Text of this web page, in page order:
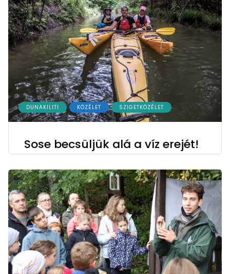
DUNAKILITI KÖZÉLET SZIGETKÖZÉLET
Sose becsüljük alá a víz erejét!